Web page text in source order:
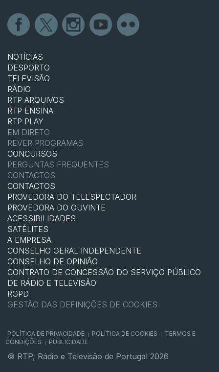
NOTÍCIAS
DESPORTO
TELEVISÃO
RÁDIO
RTP ARQUIVOS
RTP ENSINA
RTP PLAY
EM DIRETO
REVER PROGRAMAS
CONCURSOS
PERGUNTAS FREQUENTES
CONTACTOS
CONTACTOS
PROVEDORA DO TELESPECTADOR
PROVEDORA DO OUVINTE
ACESSIBILIDADES
SATÉLITES
A EMPRESA
CONSELHO GERAL INDEPENDENTE
CONSELHO DE OPINIÃO
CONTRATO DE CONCESSÃO DO SERVIÇO PÚBLICO
DE RÁDIO E TELEVISÃO
RGPD
GESTÃO DAS DEFINIÇÕES DE COOKIES
POLÍTICA DE PRIVACIDADE POLÍTICA DE COOKIES
TERMOS E
CONDIÇÕES
PUBLICIDADE
© RTP, Rádio e Televisão de Portugal 2026